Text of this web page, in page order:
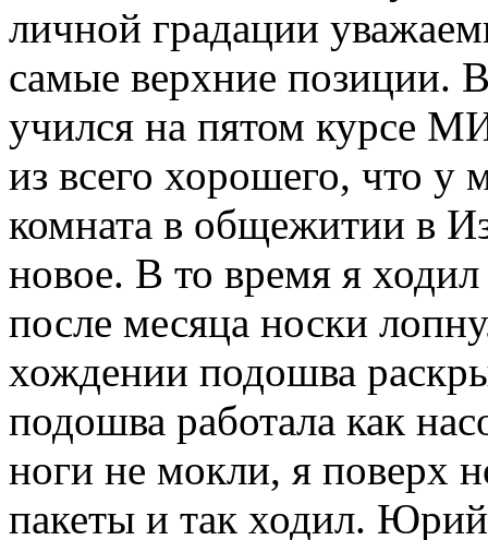
личной градации
самые верхние позиции.
учился на пятом курсе
из всего хорошего, что у
комната в общежитии в
новое. В то время я
после месяца носки
хождении подошва
подошва работала как
ноги не мокли, я поверх
пакеты и так ходил. Юрий